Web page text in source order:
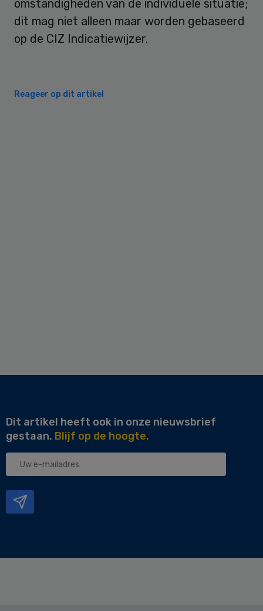
omstandigheden van de individuele situatie;
dit mag niet alleen maar worden gebaseerd
op de CIZ Indicatiewijzer.
Reageer op dit artikel
Dit artikel heeft ook in onze nieuwsbrief
gestaan. Blijf op de hoogte.
Uw